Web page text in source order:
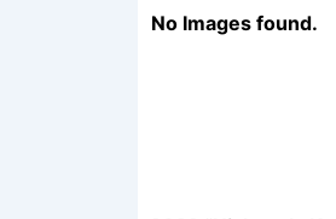
No Images found.